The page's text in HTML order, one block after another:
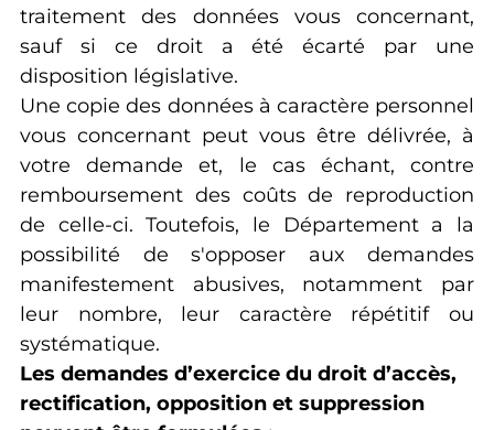
traitement des données vous concernant,
sauf si ce droit a été écarté par une
disposition législative.
Une copie des données à caractère personnel
vous concernant peut vous être délivrée, à
votre demande et, le cas échant, contre
remboursement des coûts de reproduction
de celle-ci. Toutefois, le Département a la
possibilité de s'opposer aux demandes
manifestement abusives, notamment par
leur nombre, leur caractère répétitif ou
systématique.
Les demandes d’exercice du droit d’accès,
rectification, opposition et suppression